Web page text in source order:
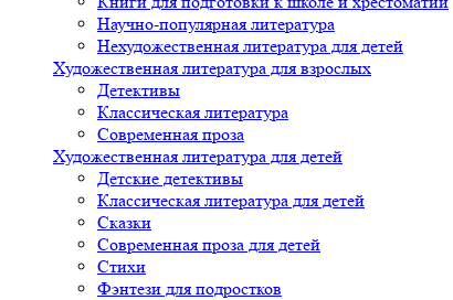
Научно-популярная литература
Нехудожественная литература для детей
Художественная литература для взрослых
Детективы
Классическая литература
Современная проза
Художественная литература для детей
Детские детективы
Классическая литература для детей
Сказки
Современная проза для детей
Стихи
Фэнтези для подростков